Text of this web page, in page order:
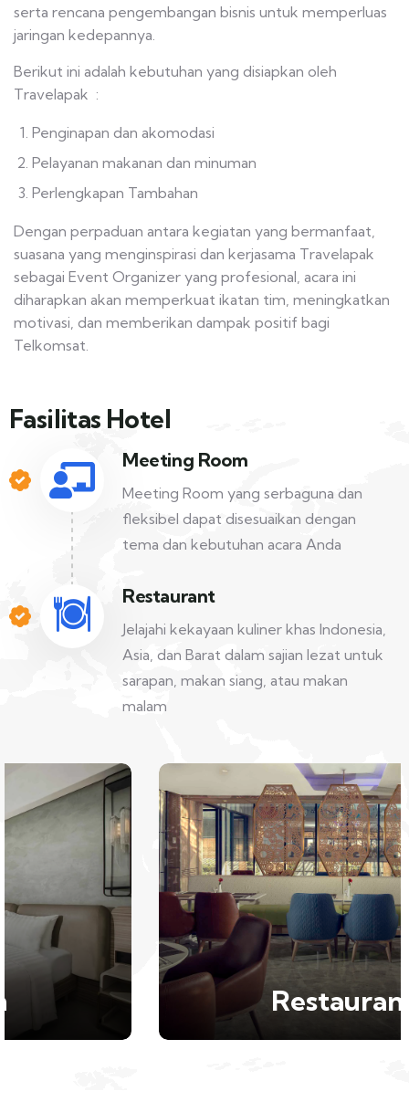
serta rencana pengembangan bisnis untuk memperluas
jaringan kedepannya.
Berikut ini adalah kebutuhan yang disiapkan oleh
Travelapak :
Penginapan dan akomodasi
Pelayanan makanan dan minuman
Perlengkapan Tambahan
Dengan perpaduan antara kegiatan yang bermanfaat,
suasana yang menginspirasi dan kerjasama Travelapak
sebagai Event Organizer yang profesional, acara ini
diharapkan akan memperkuat ikatan tim, meningkatkan
motivasi, dan memberikan dampak positif bagi
Telkomsat.
Fasilitas Hotel
Meeting Room
Meeting Room yang serbaguna dan
fleksibel dapat disesuaikan dengan
tema dan kebutuhan acara Anda
Restaurant
Jelajahi kekayaan kuliner khas Indonesia,
Asia, dan Barat dalam sajian lezat untuk
sarapan, makan siang, atau makan
malam
Restaurant